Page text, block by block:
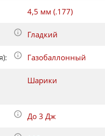
4,5 мм (.177)
Гладкий
Газобаллонный
Шарики
До 3 Дж